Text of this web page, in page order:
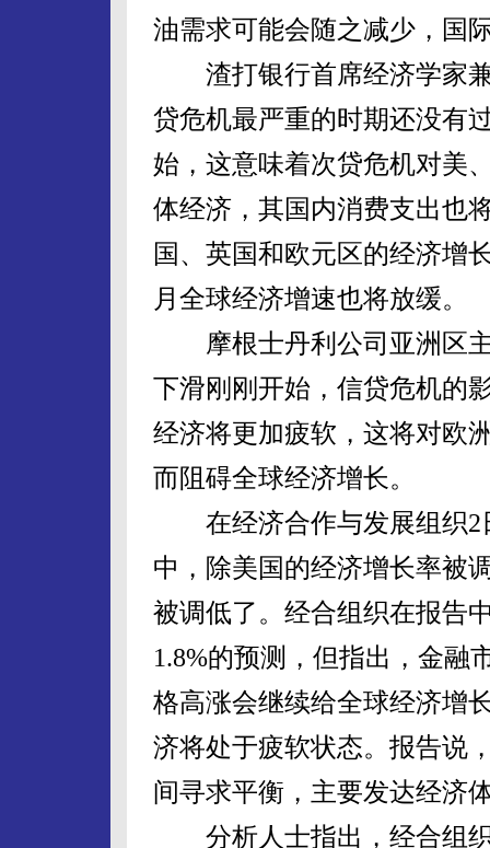
油需求可能会随之减少，国
渣打银行首席经济学家兼
贷危机最严重的时期还没有
始，这意味着次贷危机对美
体经济，其国内消费支出也
国、英国和欧元区的经济增
月全球经济增速也将放缓。
摩根士丹利公司亚洲区主
下滑刚刚开始，信贷危机的
经济将更加疲软，这将对欧
而阻碍全球经济增长。
在经济合作与发展组织2
中，除美国的经济增长率被
被调低了。经合组织在报告
1.8%的预测，但指出，金融
格高涨会继续给全球经济增
济将处于疲软状态。报告说
间寻求平衡，主要发达经济
分析人士指出，经合组织